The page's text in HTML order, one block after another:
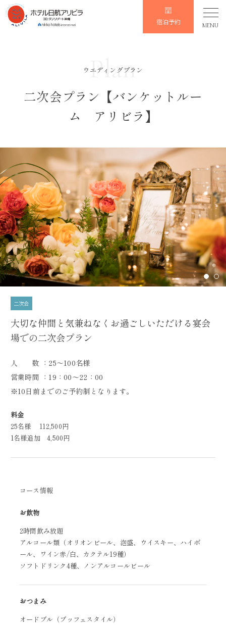
宿泊予約 MENU
Plan
ウエディングプラン
二次会プラン【バンケットルー
ム アリビラ】
二次会
大切な仲間と気兼ねなくお過ごしいただける宴会
場での二次会プラン
人 数 ：25～100名様
営業時間 ：19：00～22：00
※10日前までのご予約制となります。
料金
25名様 112,500円
1名様追加 4,500円
コース情報
お飲物
2時間飲み放題
アルコール類（オリオンビール、泡盛、ウイスキー、ハイボ
ール、ワイン赤/白、カクテル19種）
ソフトドリンク4種、ノンアルコールビール
おつまみ
オードブル（ブッフェスタイル）